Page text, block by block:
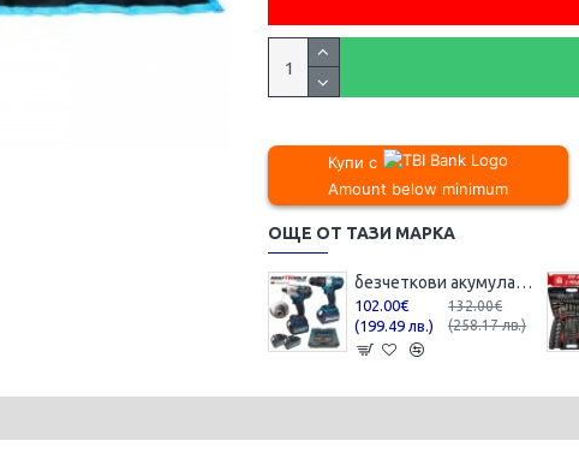
Купи с
Amount below minimum
ОЩЕ ОТ ТАЗИ МАРКА
безчеткови акумулаторни винтоверт и импакт 36V 8AH
102.00€
(199.49 лв.)
132.00€
(258.17 лв.)